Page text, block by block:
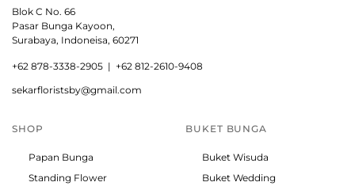
Blok C No. 66
Pasar Bunga Kayoon,
Surabaya, Indoneisa, 60271
+62 878-3338-2905 | +62 812-2610-9408
sekarfloristsby@gmail.com
SHOP
Papan Bunga
Standing Flower
BUKET BUNGA
Buket Wisuda
Buket Wedding